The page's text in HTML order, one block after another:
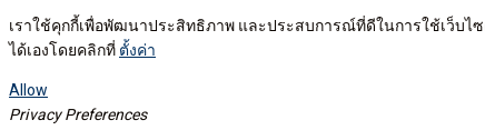
เราใช้คุกกี้เพื่อพัฒนาประสิทธิภาพ และประสบการณ์ที่ดีในการใช้เว็บ
ได้เองโดยคลิกที่ตั้งค่า
Allow
Privacy Preferences